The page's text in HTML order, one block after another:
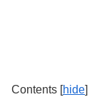
Contents [hide]